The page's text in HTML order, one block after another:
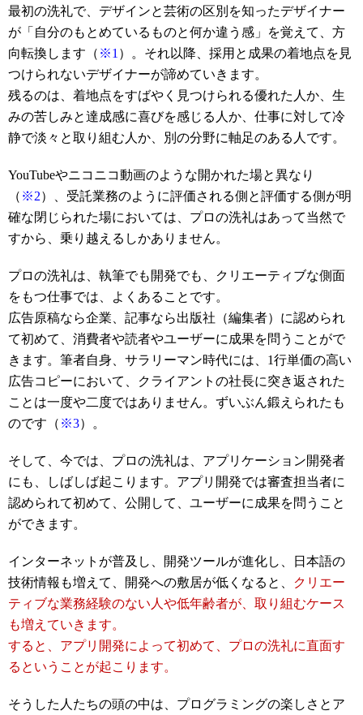
最初の洗礼で、デザインと芸術の区別を知ったデザイナー
が「自分のもとめているものと何か違う感」を覚えて、方
向転換します（ ※1 ）。それ以降、採用と成果の着地点を見
つけられないデザイナーが諦めていきます。
残るのは、着地点をすばやく見つけられる優れた人か、生
みの苦しみと達成感に喜びを感じる人か、仕事に対して冷
静で淡々と取り組む人か、別の分野に軸足のある人です。
YouTubeやニコニコ動画のような開かれた場と異なり
（ ※2）、受託業務のように評価される側と評価する側が明
確な閉じられた場においては、プロの洗礼はあって当然で
すから、乗り越えるしかありません。
プロの洗礼は、執筆でも開発でも、クリエーティブな側面
をもつ仕事では、よくあることです。
広告原稿なら企業、記事なら出版社（編集者）に認められ
て初めて、消費者や読者やユーザーに成果を問うことがで
きます。筆者自身、サラリーマン時代には、1行単価の高い
広告コピーにおいて、クライアントの社長に突き返された
ことは一度や二度ではありません。ずいぶん鍛えられたも
のです（ ※3）。
そして、今では、プロの洗礼は、アプリケーション開発者
にも、しばしば起こります。アプリ開発では審査担当者に
認められて初めて、公開して、ユーザーに成果を問うこと
ができます。
インターネットが普及し、開発ツールが進化し、日本語の
技術情報も増えて、開発への敷居が低くなると、
クリエー
ティブな業務経験のない人や低年齢者が、取り組むケース
も増えていきます。
すると、アプリ開発によって初めて、プロの洗礼に直面す
るということが起こります。
そうした人たちの頭の中は、プログラミングの楽しさとア